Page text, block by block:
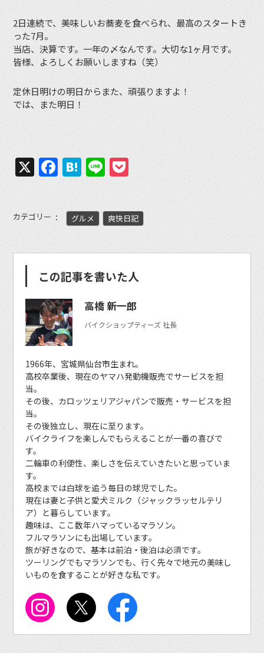
2日連続で、美味しいお蕎麦を食べられ、最高のスタートき
った7月。
当店、決算です。一年の〆なんです。大切な1ヶ月です。
皆様、よろしくお願いしますね（笑）
定休日明けの明日からまた、頑張りますよ！
では、また明日！
X Facebook
Hatena
Line
カテゴリー グルメ 爽快日記
この記事を書いた人
高橋 新一郎
バイクショップティーズ 社長
1966年、宮城県仙台市生まれ。
高校卒業後、現在のヤマハ発動機販売でサービスを担
当。
その後、カロッツェリアジャパンで販売・サービスを担
当。
その後独立し、現在に至ります。
バイクライフを楽しんでもらえることが一番の喜びで
す。
二輪車の利便性、楽しさを伝えていきたいと思っていま
す。
高校までは白球を追う毎日の球児でした。
現在は妻と子供と愛犬ミルク（ジャックラッセルテリ
ア）と暮らしています。
趣味は、ここ数年ハマっているマラソン。
フルマラソンにも出場しています。
旅が好きなので、基本は前泊・後泊は必須です。
ツーリングでもマラソンでも、行く先々で地元の美味し
いものを食することが好きな私です。